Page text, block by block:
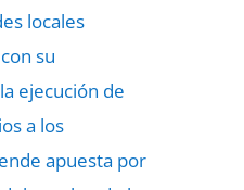
locales
su
ejecución de
a los
apuesta por